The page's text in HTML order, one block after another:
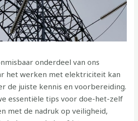
onderdeel van ons
het werken met elektriciteit kan
de juiste kennis en voorbereiding.
essentiële tips voor doe-het-zelf
met de nadruk op veiligheid,